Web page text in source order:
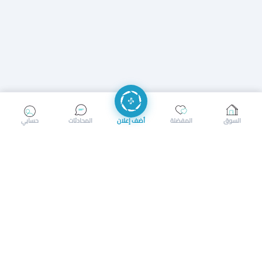
إرسال رسالة إجراء مكالمة
حسابي المحادثات أضف إعلان المفضلة السوق